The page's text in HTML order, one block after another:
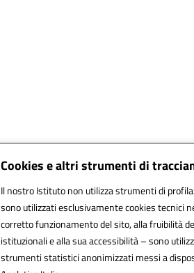
Cookies e altri strumenti di
Il nostro Istituto non utilizza strumenti di
sono utilizzati esclusivamente cookies tecnici
corretto funzionamento del sito, alla fruibilità
istituzionali e alla sua accessibilità – sono
strumenti statistici anonimizzati messi a